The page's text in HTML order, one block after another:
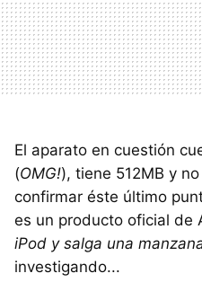
El aparato en cuestión
(OMG!), tiene 512MB y
confirmar éste último
es un producto oficial de
iPod y salga una
investigando...